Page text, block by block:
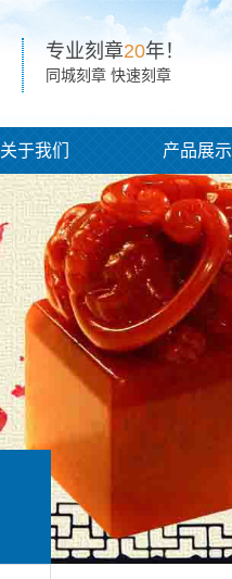
专业刻章20年！
同城刻章 快速刻章
关于我们 产品展示